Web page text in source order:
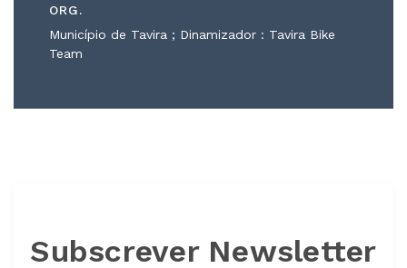
ORG.
Município de Tavira ; Dinamizador : Tavira Bike
Team
Subscrever Newsletter